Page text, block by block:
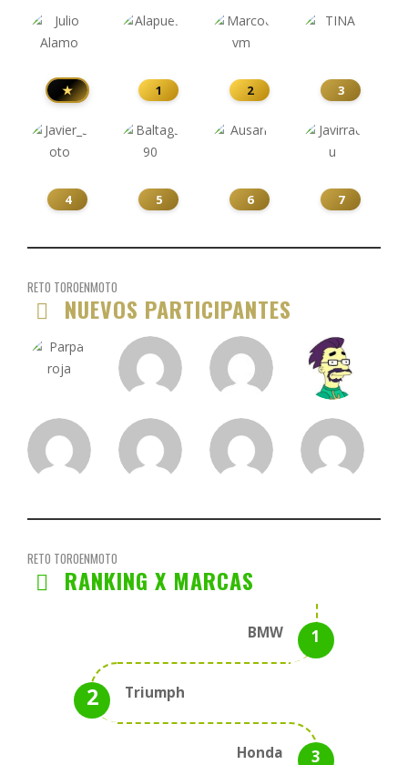
★ 1 2 3
4 5 6 7
RETO TOROENMOTO
NUEVOS PARTICIPANTES
RETO TOROENMOTO
RANKING X MARCAS
BMW
Triumph
Honda